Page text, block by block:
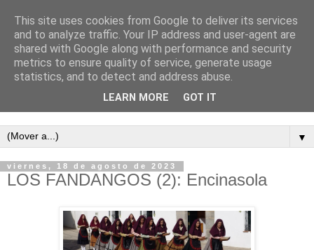
Semanario independiente de Calañas
▼
viernes, 18 de agosto de 2023
LOS FANDANGOS (2): Encinasola
This site uses cookies from Google to deliver its services
and to analyze traffic. Your IP address and user-agent are
shared with Google along with performance and security
metrics to ensure quality of service, generate usage
statistics, and to detect and address abuse.
LEARN MORE GOT IT